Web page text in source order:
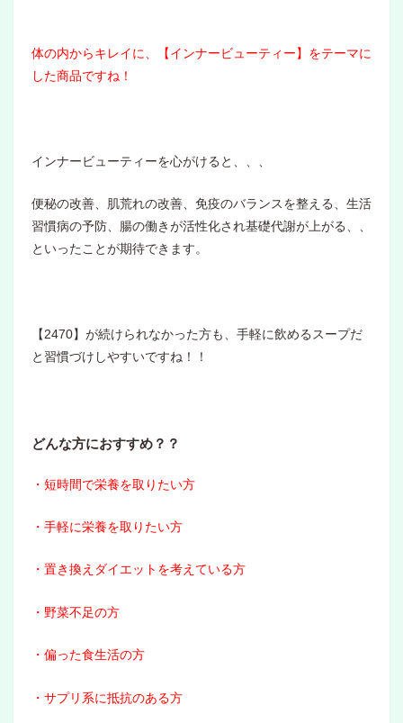
体の内からキレイに、【インナービューティー】をテーマに
した商品ですね！
インナービューティーを心がけると、、、
便秘の改善、肌荒れの改善、免疫のバランスを整える、生活
習慣病の予防、腸の働きが活性化され基礎代謝が上がる、、
といったことが期待できます。
【2470】が続けられなかった方も、手軽に飲めるスープだ
と習慣づけしやすいですね！！
どんな方におすすめ？？
・短時間で栄養を取りたい方
・手軽に栄養を取りたい方
・置き換えダイエットを考えている方
・野菜不足の方
・偏った食生活の方
・サプリ系に抵抗のある方